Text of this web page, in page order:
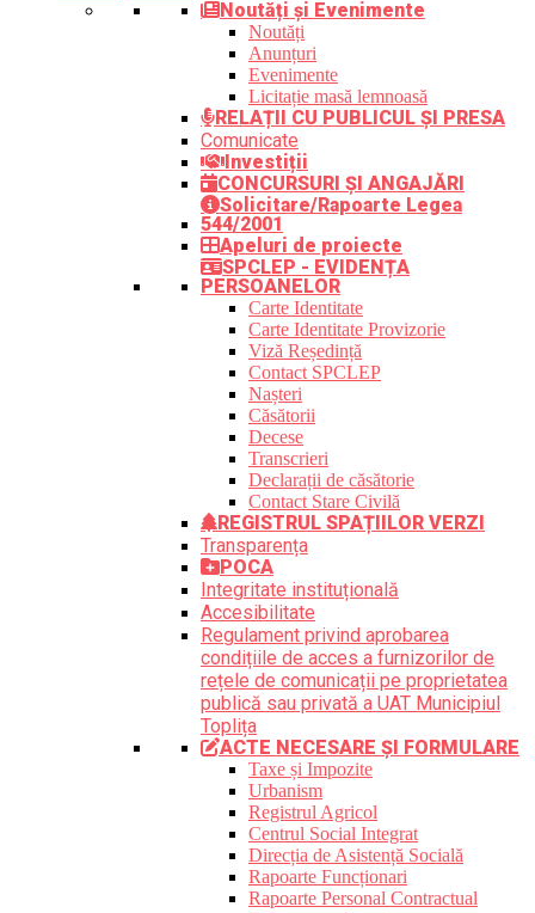
Noutăți și Evenimente
Noutăți
Anunțuri
Evenimente
Licitație masă lemnoasă
RELAȚII CU PUBLICUL ȘI PRESA
Comunicate
Investiții
CONCURSURI ȘI ANGAJĂRI
Solicitare/Rapoarte Legea
544/2001
Apeluri de proiecte
SPCLEP - EVIDENȚA
PERSOANELOR
Carte Identitate
Carte Identitate Provizorie
Viză Reședință
Contact SPCLEP
Nașteri
Căsătorii
Decese
Transcrieri
Declarații de căsătorie
Contact Stare Civilă
REGISTRUL SPAȚIILOR VERZI
Transparența
POCA
Integritate instituțională
Accesibilitate
Regulament privind aprobarea
condițiile de acces a furnizorilor de
rețele de comunicații pe proprietatea
publică sau privată a UAT Municipiul
Toplița
ACTE NECESARE ȘI FORMULARE
Taxe și Impozite
Urbanism
Registrul Agricol
Centrul Social Integrat
Direcția de Asistență Socială
Rapoarte Funcționari
Rapoarte Personal Contractual